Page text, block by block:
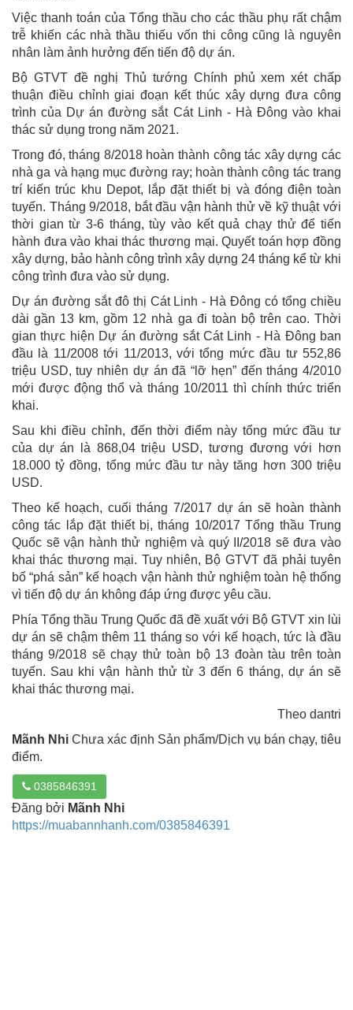
Việc thanh toán của Tổng thầu cho các thầu phụ rất chậm
trễ khiến các nhà thầu thiếu vốn thi công cũng là nguyên
nhân làm ảnh hưởng đến tiến độ dự án.
Bộ GTVT đề nghị Thủ tướng Chính phủ xem xét chấp
thuận điều chỉnh giai đoạn kết thúc xây dựng đưa công
trình của Dự án đường sắt Cát Linh - Hà Đông vào khai
thác sử dụng trong năm 2021.
Trong đó, tháng 8/2018 hoàn thành công tác xây dựng các
nhà ga và hạng mục đường ray; hoàn thành công tác trang
trí kiến trúc khu Depot, lắp đặt thiết bị và đóng điện toàn
tuyến. Tháng 9/2018, bắt đầu vận hành thử về kỹ thuật với
thời gian từ 3-6 tháng, tùy vào kết quả chạy thử để tiến
hành đưa vào khai thác thương mại. Quyết toán hợp đồng
xây dựng, bảo hành công trình xây dựng 24 tháng kể từ khi
công trình đưa vào sử dụng.
Dự án đường sắt đô thị Cát Linh - Hà Đông có tổng chiều
dài gần 13 km, gồm 12 nhà ga đi toàn bộ trên cao. Thời
gian thực hiện Dự án đường sắt Cát Linh - Hà Đông ban
đầu là 11/2008 tới 11/2013, với tổng mức đầu tư 552,86
triệu USD, tuy nhiên dự án đã “lỡ hẹn” đến tháng 4/2010
mới được động thổ và tháng 10/2011 thì chính thức triển
khai.
Sau khi điều chỉnh, đến thời điểm này tổng mức đầu tư
của dự án là 868,04 triệu USD, tương đương với hơn
18.000 tỷ đồng, tổng mức đầu tư này tăng hơn 300 triệu
USD.
Theo kế hoạch, cuối tháng 7/2017 dự án sẽ hoàn thành
công tác lắp đặt thiết bị, tháng 10/2017 Tổng thầu Trung
Quốc sẽ vận hành thử nghiệm và quý II/2018 sẽ đưa vào
khai thác thương mại. Tuy nhiên, Bộ GTVT đã phải tuyên
bố “phá sản” kế hoạch vận hành thử nghiệm toàn hệ thống
vì tiến độ dự án không đáp ứng được yêu cầu.
Phía Tổng thầu Trung Quốc đã đề xuất với Bộ GTVT xin lùi
dự án sẽ chậm thêm 11 tháng so với kế hoạch, tức là đầu
tháng 9/2018 sẽ chạy thử toàn bộ 13 đoàn tàu trên toàn
tuyến. Sau khi vận hành thử từ 3 đến 6 tháng, dự án sẽ
khai thác thương mại.
Theo dantri
Mãnh Nhi Chưa xác định Sản phẩm/Dịch vụ bán chạy, tiêu
điểm.
0385846391
Đăng bởi Mãnh Nhi
https://muabannhanh.com/0385846391